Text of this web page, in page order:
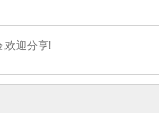
欢迎分享!